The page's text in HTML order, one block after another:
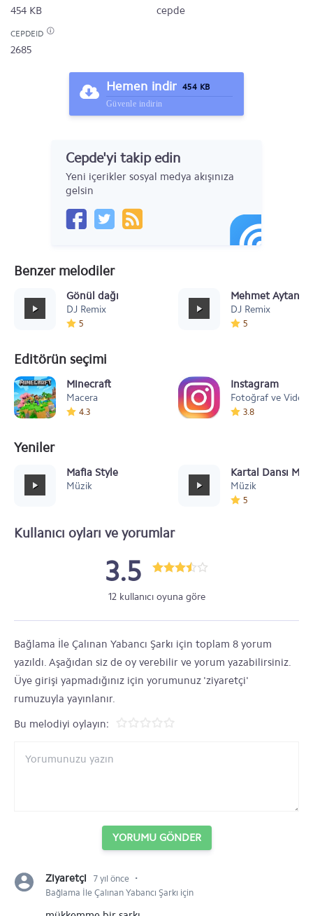
454 KB cepde
CEPDEID
2685
Hemen indir 454 KB
Güvenle indirin
Cepde'yi takip edin
Yeni içerikler sosyal medya akışınıza
gelsin
Benzer melodiler
Gönül dağı
DJ Remix
5
Mehmet Aytan
DJ Remix
5
Editörün seçimi
Minecraft
Macera
4.3
Instagram
Fotoğraf ve Video
3.8
Yeniler
Mafia Style
Müzik
Kartal Dansı
Müzik
5
Kullanıcı oyları ve yorumlar
3.5
12 kullanıcı oyuna göre
Bağlama İle Çalınan Yabancı Şarkı için toplam 8 yorum
yazıldı. Aşağıdan siz de oy verebilir ve yorum yazabilirsiniz.
Üye girişi yapmadığınız için yorumunuz 'ziyaretçi'
rumuzuyla yayınlanır.
Bu melodiyi oylayın:
YORUMU GÖNDER
Ziyaretçi 7 yıl önce ⋅
Bağlama İle Çalınan Yabancı Şarkı için